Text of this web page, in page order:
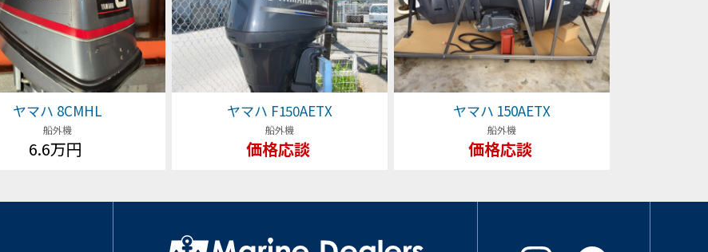
ヤマハ 8CMHL
船外機
6.6万円
ヤマハ F150AETX
船外機
価格応談
ヤマハ 150AETX
船外機
価格応談